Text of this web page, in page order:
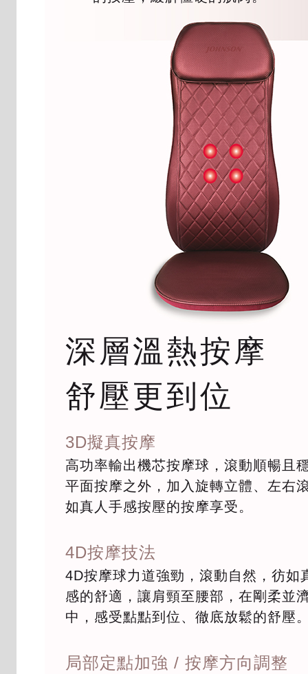
深層溫熱按摩
舒壓更到位
3D擬真按摩
高功率輸出機芯按摩球，滾動順暢且
平面按摩之外，加入旋轉立體、左右
如真人手感按壓的按摩享受。
4D按摩技法
4D按摩球力道強勁，滾動自然，彷如
感的舒適，讓肩頸至腰部，在剛柔並
中，感受點點到位、徹底放鬆的舒壓
局部定點加強 / 按摩方向調整